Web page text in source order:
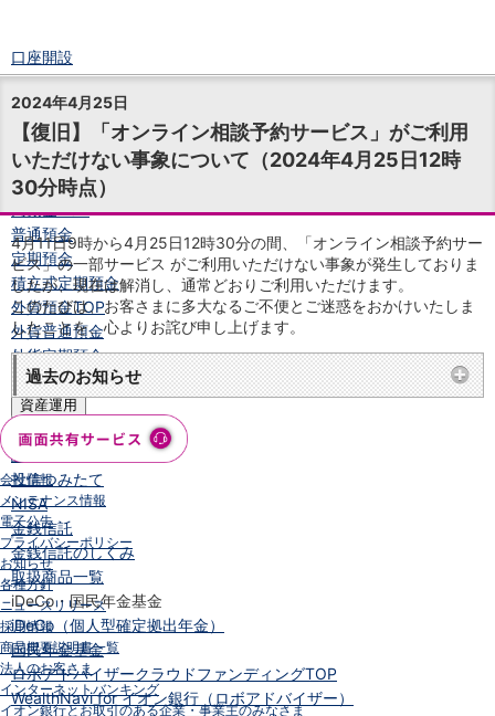
口座開設
ログイン
チャット
メニュー
商品・サービス
預金
円預金TOP
普通預金
定期預金
積立式定期預金
外貨預金TOP
外貨普通預金
外貨定期預金
外貨普通預金積立
資産運用
投資信託TOP
証券口座開設
投信つみたて
NISA
金銭信託
金銭信託のしくみ
取扱商品一覧
iDeCo・国民年金基金
iDeCo（個人型確定拠出年金）
国民年金基金
ロボアドバイザークラウドファンディングTOP
WealthNavi for イオン銀行（ロボアドバイザー）
2024年4月25日
【復旧】「オンライン相談予約サービス」がご利用
いただけない事象について（2024年4月25日12時
30分時点）
4月11日9時から4月25日12時30分の間、「オンライン相談予約サー
ビス」の一部サービス がご利用いただけない事象が発生しておりま
したが、現在は解消し、通常どおりご利用いただけます。
このたびは、お客さまに多大なるご不便とご迷惑をおかけいたしま
したことを、心よりお詫び申し上げます。
過去のお知らせ
会社情報
メンテナンス情報
電子公告
プライバシーポリシー
お知らせ
各種方針
ニュースリリース
採用情報
商品概要説明書一覧
法人のお客さま
インターネットバンキング
イオン銀行とお取引のある企業・事業主のみなさま